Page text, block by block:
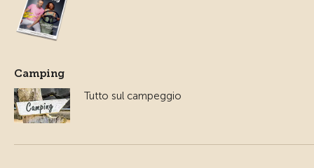
Camping
Tutto sul campeggio